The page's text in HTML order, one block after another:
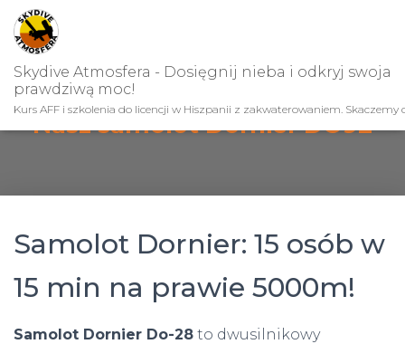
Skydive Atmosfera - Dosięgnij nieba i odkryj swoja
prawdziwą moc!
Kurs AFF i szkolenia do licencji w Hiszpanii z zakwaterowaniem. Skaczemy
Nasz samolot Dornier DO92
Samolot Dornier: 15 osób w
15 min na prawie 5000m!
Samolot Dornier Do-28 to dwusilnikowy